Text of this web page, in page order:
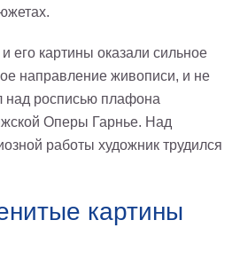
его картины оказали сильное
направление живописи, и не
над росписью плафона
Оперы Гарнье. Над
работы художник трудился
картины